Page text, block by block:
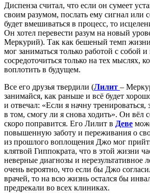
Диспенза считал, что если он сумеет
своим разумом, послать ему сигнал или
будет вмешиваться в процесс, то
Он хотел перевести разум на новый
Меркурий). Так как бешеный темп
мог заниматься только работой с собой
сосредоточиться только на тех мыслях,
воплотить в будущем.
Все его друзья твердили (Лилит –
занимайся, как раньше и всё будет
и отвечал: «Если я начну тренироваться,
в том, смогу ли я снова ходить». Он вёл
скоро поправится. Его Лилит в Деве
повышенную заботу и переживания о
из прошлого воплощения Джо мог
клятвой Гиппократа, что в этой жизни
неверные диагнозы и нерезультативное
очень вероятно, что если бы Джо
врачей, то на всю жизнь остался бы
предрекали во всех клиниках.